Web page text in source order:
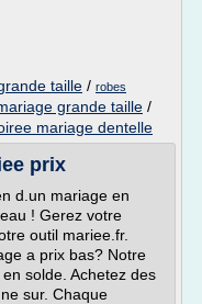
taille / robes
grande taille /
mariage dentelle
prix
d.un mariage en
! Gerez votre
outil mariee.fr.
a prix bas? Notre
solde. Achetez des
sur. Chaque